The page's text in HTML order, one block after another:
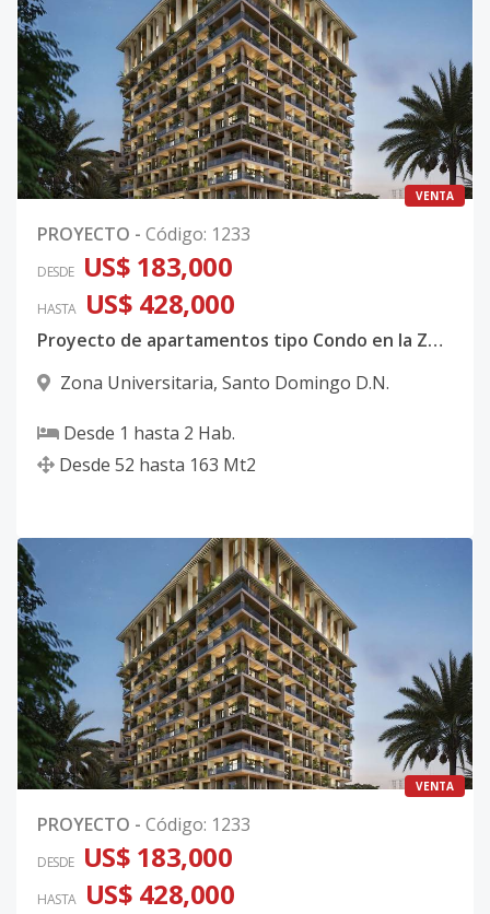
VENTA
PROYECTO - Código: 1233
DESDE US$ 183,000
HASTA US$ 428,000
Proyecto de apartamentos tipo Condo en la Zona Universitaria
Zona Universitaria, Santo Domingo D.N.
Desde 1 hasta 2 Hab.
Desde 52 hasta 163 Mt2
VENTA
PROYECTO - Código: 1233
DESDE US$ 183,000
HASTA US$ 428,000